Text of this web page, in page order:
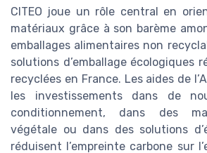
CITEO joue un rôle central en
matériaux grâce à son barème
emballages alimentaires non
solutions d’emballage écologiques
recyclées en France. Les aides de
les investissements dans de
conditionnement, dans des
végétale ou dans des solutions
réduisent l’empreinte carbone sur